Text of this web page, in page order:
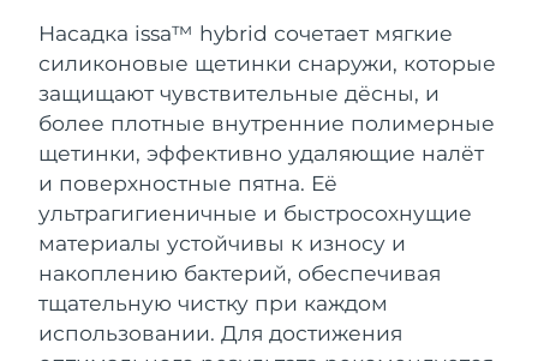
Насадка issa™ hybrid сочетает мягкие
силиконовые щетинки снаружи, которые
защищают чувствительные дёсны, и
более плотные внутренние полимерные
щетинки, эффективно удаляющие налёт
и поверхностные пятна. Её
ультрагигиеничные и быстросохнущие
материалы устойчивы к износу и
накоплению бактерий, обеспечивая
тщательную чистку при каждом
использовании. Для достижения